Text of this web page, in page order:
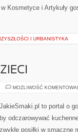
Kosmetyce i Artykuły
I URBANISTYKA
MOŻLIWOŚĆ
JakieSmaki.pl to portal o
by odczarowywać
zwykłe posiłki w smaczne